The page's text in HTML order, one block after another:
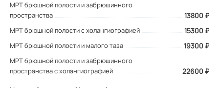
МРТ брюшной полости и забрюшинного
пространства
13800 ₽
МРТ брюшной полости с холангиографией 15300 ₽
МРТ брюшной полости и малого таза 19300 ₽
МРТ брюшной полости и забрюшинного
пространства с холангиографией
22600 ₽